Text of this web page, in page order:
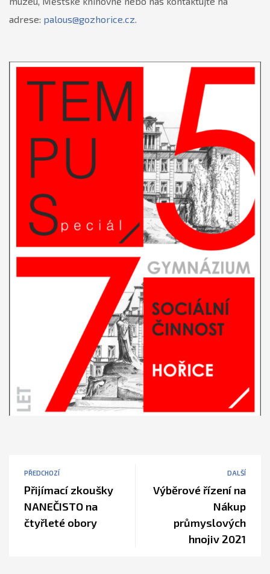
adrese: palous@gozhorice.cz.
PŘEDCHOZÍ
Přijímací zkoušky
NANEČISTO na
čtyřleté obory
DALŠÍ
Výběrové řízení na
Nákup
průmyslových
hnojiv 2021